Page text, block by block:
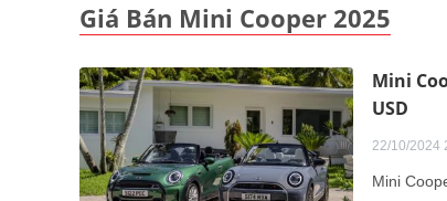
Giá Bán Mini Cooper 2025
Mini
USD
22/10/2024
Mini